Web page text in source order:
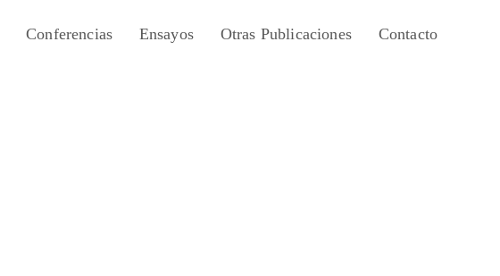
Conferencias Ensayos Otras Publicaciones Contacto